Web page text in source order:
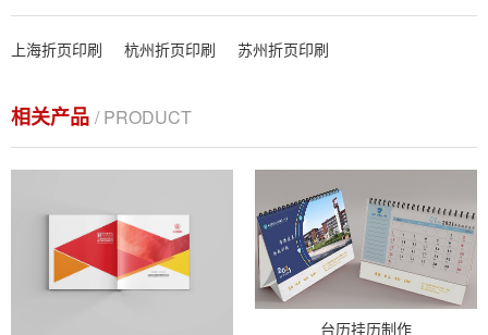
上海折页印刷 杭州折页印刷 苏州折页印刷
相关产品 / PRODUCT
台历挂历制作